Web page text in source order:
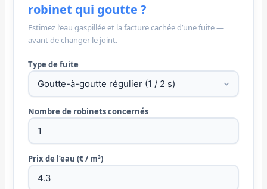
robinet qui goutte ?
Estimez l’eau gaspillée et la facture cachée d’une fuite —
avant de changer le joint.
Type de fuite
Nombre de robinets concernés
Prix de l’eau (€ / m³)